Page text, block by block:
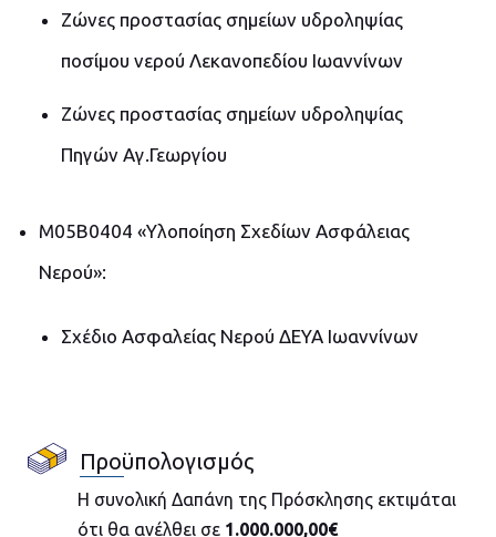
Ζώνες προστασίας σημείων υδροληψίας
ποσίμου νερού Λεκανοπεδίου Ιωαννίνων
Ζώνες προστασίας σημείων υδροληψίας
Πηγών Αγ.Γεωργίου
M05B0404 «Υλοποίηση Σχεδίων Ασφάλειας
Νερού»:
Σχέδιο Ασφαλείας Νερού ΔΕΥΑ Ιωαννίνων
Προϋπολογισμός
Η συνολική Δαπάνη της Πρόσκλησης εκτιμάται
ότι θα ανέλθει σε 1.000.000,00€